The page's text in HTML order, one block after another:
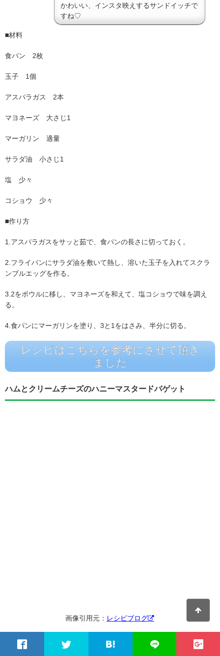
かわいい、インスタ映えするサンドイッチで
すね♡
■材料
食パン 2枚
玉子 1個
アスパラガス 2本
マヨネーズ 大さじ1
マーガリン 適量
サラダ油 小さじ1
塩 少々
コショウ 少々
■作り方
1.アスパラガスをサッと茹で、食パンの長さに切っておく。
2.フライパンにサラダ油を敷いて熱し、溶いた玉子を入れてスクラ
ンブルエッグを作る。
3.2をボウルに移し、マヨネーズを和えて、塩コショウで味を調え
る。
4.食パンにマーガリンを塗り、3と1をはさみ、半分に切る。
レシピはこちらを参考にさせて頂き
ました
ハムとクリームチーズのハニーマスタードバゲット
画像引用元： レシピブログ
popolon